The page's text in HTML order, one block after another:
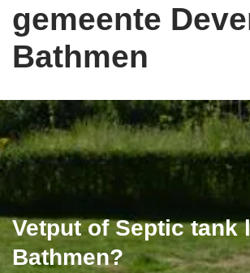
gemeente
Bathmen
Vetput of Septic tank
Bathmen?